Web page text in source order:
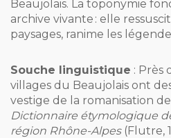
Beaujolais. La toponymie
archive vivante : elle
paysages, ranime les
Souche linguistique : Près
villages du Beaujolais ont
vestige de la romanisation
Dictionnaire étymologique
région Rhône-Alpes(Flutre,